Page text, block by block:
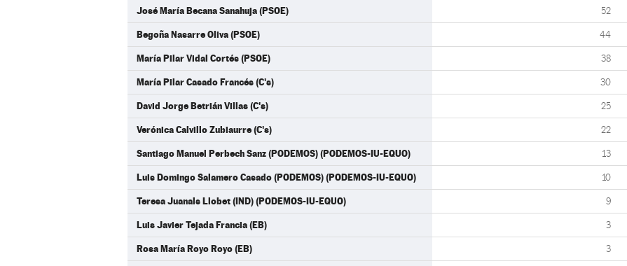
José María Becana Sanahuja (PSOE) 52
Begoña Nasarre Oliva (PSOE) 44
María Pilar Vidal Cortés (PSOE) 38
María Pilar Casado Francés (C's) 30
David Jorge Betrián Villas (C's) 25
Verónica Calvillo Zubiaurre (C's) 22
Santiago Manuel Perbech Sanz (PODEMOS) (PODEMOS-IU-EQUO) 13
Luis Domingo Salamero Casado (PODEMOS) (PODEMOS-IU-EQUO) 10
Teresa Juanals Llobet (IND) (PODEMOS-IU-EQUO) 9
Luis Javier Tejada Francia (EB) 3
Rosa María Royo Royo (EB) 3